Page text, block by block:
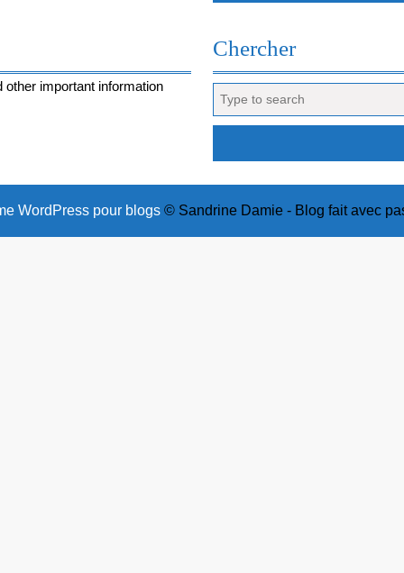
important information
Chercher
for:
WordPress pour blogs© Sandrine Damie - Blog fait avec